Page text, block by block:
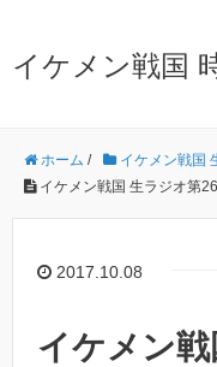
イケメン戦国
ホーム / イケメン戦国
イケメン戦国 生ラジオ第
2017.10.08
イケメン